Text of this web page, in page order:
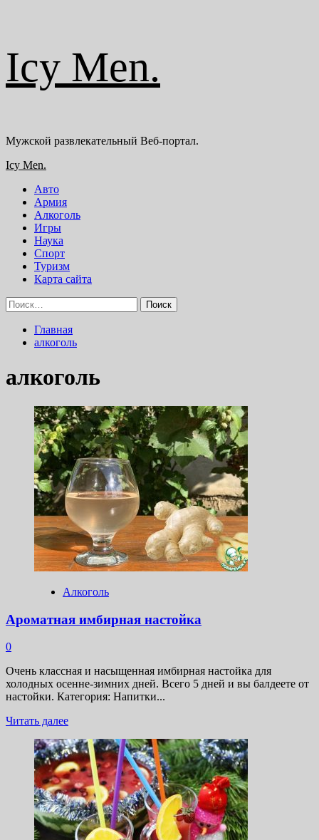
содержимому
Icy Men.
Мужской развлекательный Веб-портал.
Основное
Icy Men.
Авто
Армия
Алкоголь
Игры
Наука
Спорт
Туризм
Карта сайта
Найти:
Главная
алкоголь
алкоголь
Алкоголь
Ароматная имбирная настойка
0
Очень классная и насыщенная имбирная настойка для
холодных осенне-зимних дней. Всего 5 дней и вы балдеете от
настойки. Категория: Напитки...
Читать далееПрочитать
о
Ароматная
имбирная
настойка